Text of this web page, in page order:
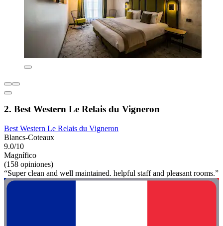
2. Best Western Le Relais du Vigneron
Best Western Le Relais du Vigneron
Blancs-Coteaux
9.0/10
Magnífico
(158 opiniones)
“Super clean and well maintained. helpful staff and pleasant rooms.”